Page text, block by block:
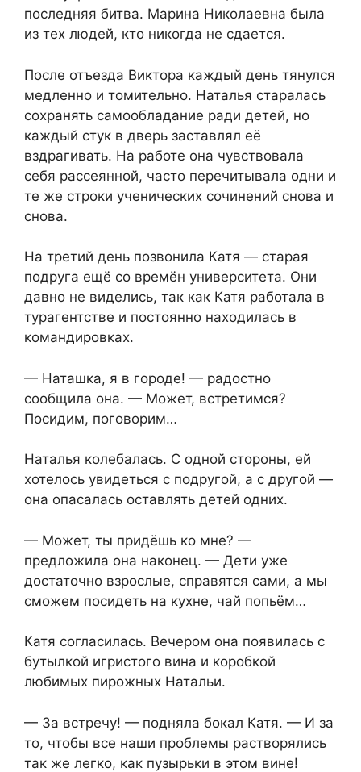
последняя битва. Марина Николаевна была
из тех людей, кто никогда не сдается.
После отъезда Виктора каждый день тянулся
медленно и томительно. Наталья старалась
сохранять самообладание ради детей, но
каждый стук в дверь заставлял её
вздрагивать. На работе она чувствовала
себя рассеянной, часто перечитывала одни и
те же строки ученических сочинений снова и
снова.
На третий день позвонила Катя — старая
подруга ещё со времён университета. Они
давно не виделись, так как Катя работала в
турагентстве и постоянно находилась в
командировках.
— Наташка, я в городе! — радостно
сообщила она. — Может, встретимся?
Посидим, поговорим…
Наталья колебалась. С одной стороны, ей
хотелось увидеться с подругой, а с другой —
она опасалась оставлять детей одних.
— Может, ты придёшь ко мне? —
предложила она наконец. — Дети уже
достаточно взрослые, справятся сами, а мы
сможем посидеть на кухне, чай попьём…
Катя согласилась. Вечером она появилась с
бутылкой игристого вина и коробкой
любимых пирожных Натальи.
— За встречу! — подняла бокал Катя. — И за
то, чтобы все наши проблемы растворялись
так же легко, как пузырьки в этом вине!